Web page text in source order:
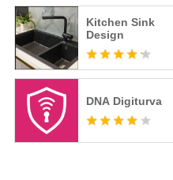
Kitchen Sink
Design
DNA Digiturva